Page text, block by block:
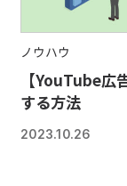
ノウハウ
【YouTube広
する方法
2023.10.26